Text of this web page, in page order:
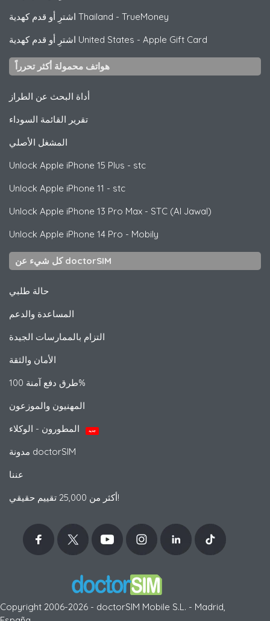
اشترِ أو قدم كهدية Thailand - TrueMoney
اشترِ أو قدم كهدية United States - Apple Gift Card
هواتف محمولة أكثر تحرراً
أداة البحث عن الطراز
تقرير القائمة السوداء
المشغل الأصلي
Unlock Apple iPhone 15 Plus - stc
Unlock Apple iPhone 11 - stc
Unlock Apple iPhone 13 Pro Max - STC (Al Jawal)
Unlock Apple iPhone 14 Pro - Mobily
كل شيء عن doctorSIM
حالة طلبي
المساعدة والدعم
التزام بالممارسات الجيدة
الأمان والثقة
طرق دفع آمنة 100%
المهنيون والموزعون
جديد
مدونة doctorSIM
عننا
أكثر من 25,000 تقييم حقيقي!
Copyright 2006-2026 - doctorSIM Mobile S.L. - Madrid,